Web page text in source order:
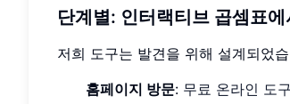
단계별: 인터랙티브 곱셈표
저희 도구는 발견을 위해 설계되었
홈페이지 방문: 무료 온라인 도구